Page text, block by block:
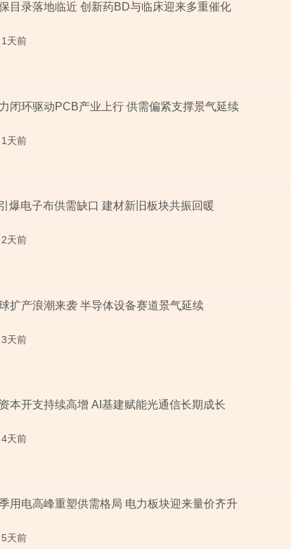
目录落地临近 创新药BD与临床迎来多重催化
1天前
闭环驱动PCB产业上行 供需偏紧支撑景气延续
1天前
爆电子布供需缺口 建材新旧板块共振回暖
2天前
扩产浪潮来袭 半导体设备赛道景气延续
3天前
本开支持续高增 AI基建赋能光通信长期成长
4天前
用电高峰重塑供需格局 电力板块迎来量价齐升
5天前